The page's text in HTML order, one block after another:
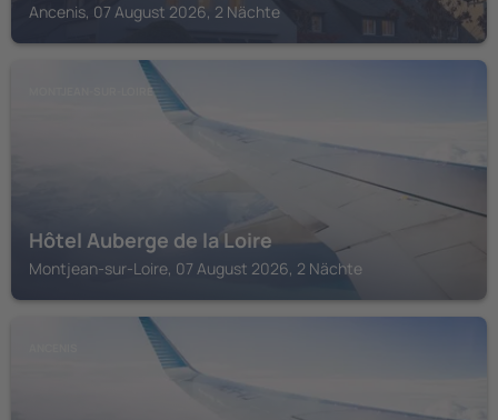
Ancenis, 07 August 2026, 2 Nächte
MONTJEAN-SUR-LOIRE
Hôtel Auberge de la Loire
Montjean-sur-Loire, 07 August 2026, 2 Nächte